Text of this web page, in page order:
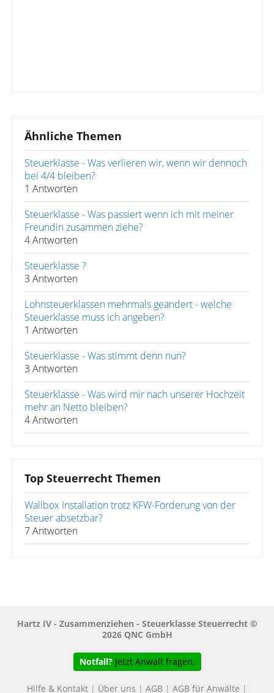
Ähnliche Themen
Steuerklasse - Was verlieren wir, wenn wir dennoch
bei 4/4 bleiben?
1 Antworten
Steuerklasse - Was passiert wenn ich mit meiner
Freundin zusammen ziehe?
4 Antworten
Steuerklasse ?
3 Antworten
Lohnsteuerklassen mehrmals geändert - welche
Steuerklasse muss ich angeben?
1 Antworten
Steuerklasse - Was stimmt denn nun?
3 Antworten
Steuerklasse - Was wird mir nach unserer Hochzeit
mehr an Netto bleiben?
4 Antworten
Top Steuerrecht Themen
Wallbox Installation trotz KFW-Förderung von der
Steuer absetzbar?
7 Antworten
Hartz IV - Zusammenziehen - Steuerklasse Steuerrecht ©
2026 QNC GmbH
Notfall? Jetzt Anwalt fragen.
Hilfe & Kontakt | Über uns | AGB | AGB für Anwälte |